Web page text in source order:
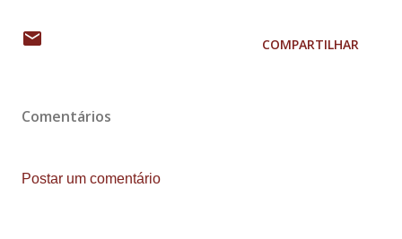
COMPARTILHAR
Comentários
Postar um comentário